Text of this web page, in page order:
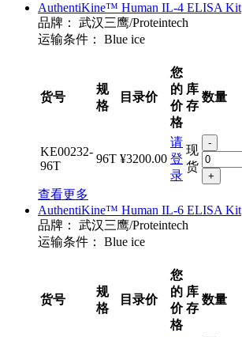
AuthentiKine™ Human IL-4 ELISA Kit
品牌：
武汉三鹰/Proteintech
运输条件：
Blue ice
货号
规
格
目录价
您
的
价
格
库
存
数量
KE00232-
96T
96T ¥3200.00
请
登
录
现
货
-
+
查看更多
AuthentiKine™ Human IL-6 ELISA Kit
品牌：
武汉三鹰/Proteintech
运输条件：
Blue ice
货号
规
格
目录价
您
的
价
格
库
存
数量